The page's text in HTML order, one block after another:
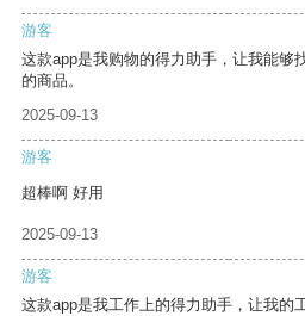
游客
这款app是我购物的得力助手，让我能够
的商品。
2025-09-13
游客
超棒啊 好用
2025-09-13
游客
这款app是我工作上的得力助手，让我的